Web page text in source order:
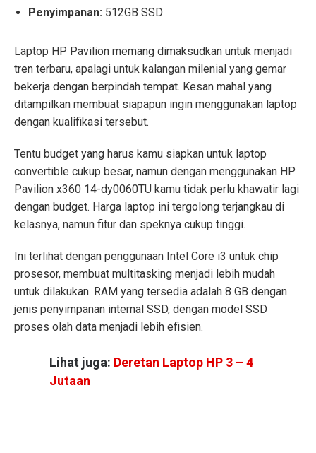
Penyimpanan: 512GB SSD
Laptop HP Pavilion memang dimaksudkan untuk menjadi
tren terbaru, apalagi untuk kalangan milenial yang gemar
bekerja dengan berpindah tempat. Kesan mahal yang
ditampilkan membuat siapapun ingin menggunakan laptop
dengan kualifikasi tersebut.
Tentu budget yang harus kamu siapkan untuk laptop
convertible cukup besar, namun dengan menggunakan HP
Pavilion x360 14-dy0060TU kamu tidak perlu khawatir lagi
dengan budget. Harga laptop ini tergolong terjangkau di
kelasnya, namun fitur dan speknya cukup tinggi.
Ini terlihat dengan penggunaan Intel Core i3 untuk chip
prosesor, membuat multitasking menjadi lebih mudah
untuk dilakukan. RAM yang tersedia adalah 8 GB dengan
jenis penyimpanan internal SSD, dengan model SSD
proses olah data menjadi lebih efisien.
Lihat juga: Deretan Laptop HP 3 – 4
Jutaan